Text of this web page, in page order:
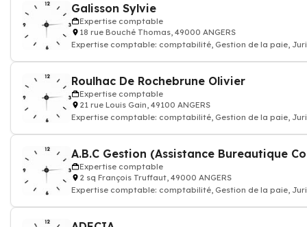
Galisson Sylvie
Expertise comptable
18 rue Bouché Thomas, 49000 ANGERS
Expertise comptable: comptabilité, Gestion de la paie,
Roulhac De Rochebrune Olivier
Expertise comptable
21 rue Louis Gain, 49100 ANGERS
Expertise comptable: comptabilité, Gestion de la paie,
Expertise comptable
2 sq François Truffaut, 49000 ANGERS
Expertise comptable: comptabilité, Gestion de la paie,